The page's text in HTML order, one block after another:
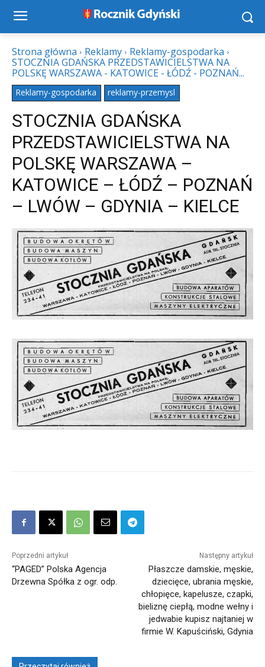
Strona główna Reklamy
Reklamy-gospodarka
STOCZNIA GDAŃSKA PRZEDSTAWICIELSTWA NA
POLSKĘ WARSZAWA - KATOWICE - ŁÓDŹ - POZNAŃ...
Reklamy-gospodarka reklamy-przemysl
STOCZNIA GDAŃSKA
PRZEDSTAWICIELSTWA NA
POLSKĘ WARSZAWA –
KATOWICE – ŁÓDŹ – POZNAŃ
– LWÓW – GDYNIA – KIELCE
Poprzedni artykuł
“PAGED” Polska Agencja
Drzewna Spółka z ogr. odp.
Następny artykuł
Płaszcze damskie, męskie,
dziecięce, ubrania męskie,
chłopięce, kapelusze, czapki,
bieliznę ciepłą, modne wełny i
jedwabie kupisz najtaniej w
firmie W. Kapuściński, Gdynia